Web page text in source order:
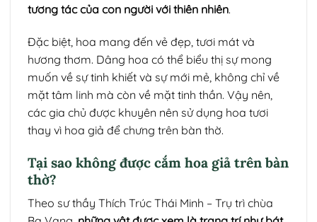
tương tác của con người với thiên nhiên.
Đặc biệt, hoa mang đến vẻ đẹp, tươi mát và
hương thơm. Dâng hoa có thể biểu thị sự mong
muốn về sự tinh khiết và sự mới mẻ, không chỉ về
mặt tâm linh mà còn về mặt tinh thần. Vậy nên,
các gia chủ được khuyên nên sử dụng hoa tươi
thay vì hoa giả để chưng trên bàn thờ.
Tại sao không được cắm hoa giả trên bàn
thờ?
Theo sư thầy Thích Trúc Thái Minh – Trụ trì chùa